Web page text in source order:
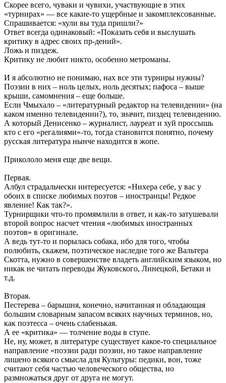
Скорее всего, чуваки и чувихи, участвующие в этих
«турнирах» — все какие-то ущербные и закомплексованные.
Спрашивается: «хули вы туда пришли?»
Ответ всегда одинаковый: «Показать себя и выслушать
критику в адрес своих пр-дений».
Ложь и пиздеж.
Критику не любит никто, особенно метроманы.
И я абсолютно не понимаю, нах все эти турниры нужны?
Поэзии в них – ноль целых, ноль десятых; пафоса – выше
крыши, самомнения – еще больше.
Если Чмыхало – «литературный редактор на телевидении» (на
каком именно телевидении?), то, значит, пиздец телевидению.
А который Денисенко – журналист, лауреат и хуй проссышь
кто с его «регалиями»-то, тогда становится понятно, почему
русская литература нынче находится в жопе.
Прикололо меня еще две вещи.
Первая.
Албул страдальчески интересуется: «Нихера себе, у вас у
обоих в списке любимых поэтов – иностранцы! Редкое
явление! Как так?».
Турнирщики что-то промямлили в ответ, и как-то затушевали
второй вопрос насчет чтения «любимых иностранных
поэтов» в оригинале.
А ведь тут-то и порылась собака, ибо для того, чтобы
полюбить, скажем, поэтическое наследие того же Вальтера
Скотта, нужно в совершенстве владеть английским языком, но
никак не читать переводы Жуковского, Линецкой, Бетаки и
т.д.
Вторая.
Пестерева – барышня, конечно, начитанная и обладающая
большим словарным запасом всяких научных терминов, но,
как поэтесса – очень слабенькая.
А ее «критика» — толчение воды в ступе.
Не, ну, может, в литературе существует какое-то специальное
направление «поэзии ради поэзии, но такое направление
лишено всякого смысла для Культуры: педики, вон, тоже
считают себя частью человеческого общества, но
размножаться друг от друга не могут.